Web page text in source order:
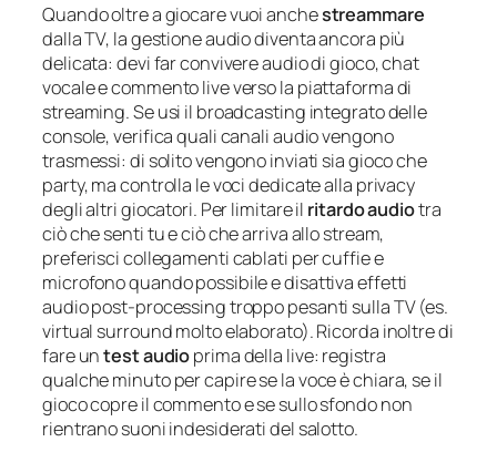
Quando oltre a giocare vuoi anchestreammare
dalla TV, la gestione audio diventa ancora più
delicata: devi far convivere audio di gioco, chat
vocale e commento live verso la piattaforma di
streaming. Se usi il broadcasting integrato delle
console, verifica quali canali audio vengono
trasmessi: di solito vengono inviati sia gioco che
party, ma controlla le voci dedicate alla privacy
degli altri giocatori. Per limitare il ritardo audiotra
ciò che senti tu e ciò che arriva allo stream,
preferisci collegamenti cablati per cuffie e
microfono quando possibile e disattiva effetti
audio post-processing troppo pesanti sulla TV (es.
virtual surround molto elaborato). Ricorda inoltre di
fare untest audioprima della live: registra
qualche minuto per capire se la voce è chiara, se il
gioco copre il commento e se sullo sfondo non
rientrano suoni indesiderati del salotto.